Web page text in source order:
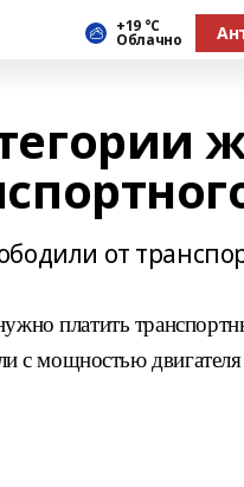
+19 °С
Облачно
от
платить
с мощностью